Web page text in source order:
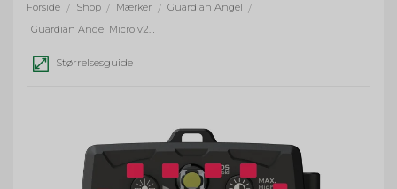
n
Forside / Shop / Mærker / Guardian Angel /
Guardian Angel Micro v2024 - hvid/rød
Størrelsesguide